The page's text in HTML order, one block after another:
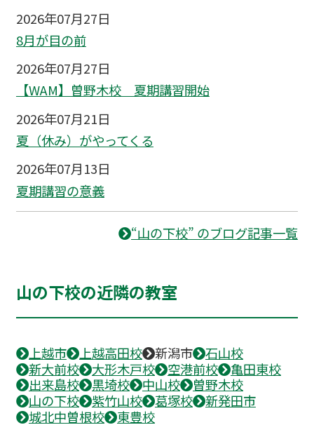
2026年07月27日
8月が目の前
2026年07月27日
【WAM】曽野木校 夏期講習開始
2026年07月21日
夏（休み）がやってくる
2026年07月13日
夏期講習の意義
“山の下校” のブログ記事一覧
山の下校の近隣の教室
上越市 上越高田校 新潟市
石山校
新大前校
大形木戸校 空港前校
亀田東校
出来島校
黒埼校 中山校
曽野木校
山の下校
紫竹山校 葛塚校
新発田市
城北中曽根校
東豊校